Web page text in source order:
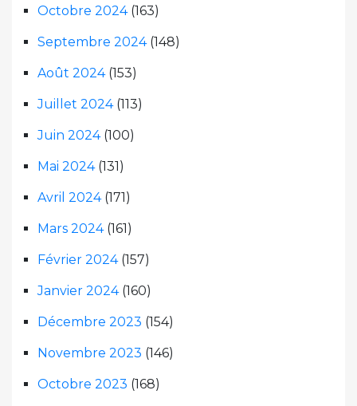
Octobre 2024(163)
Septembre 2024(148)
Août 2024(153)
Juillet 2024(113)
Juin 2024(100)
Mai 2024(131)
Avril 2024(171)
Mars 2024(161)
Février 2024(157)
Janvier 2024(160)
Décembre 2023 (154)
Novembre 2023 (146)
Octobre 2023 (168)